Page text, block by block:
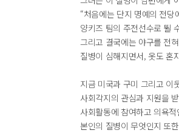
“처음에는 단지 명예의 전
양키즈 팀의 주전선수로 뛸
그리고 결국에는 야구를 전
질병이 심해지면서, 옷도 혼
지금 미국과 구미 그리고 이
사회각지의 관심과 지원을
사회활동에 참여하고 의욕
본인의 질병이 무엇인지 또